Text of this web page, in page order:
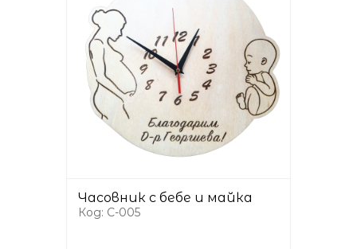
Часовник с бебе и майка
Код: C-005